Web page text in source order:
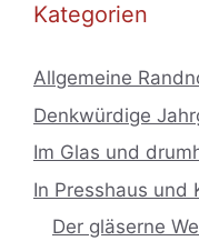
Kategorien
Allgemeine
Denkwürdige
Im Glas und
In Presshaus und
Der gläserne